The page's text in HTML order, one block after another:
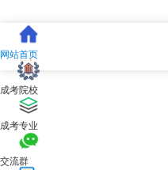
网站首页
成考院校
成考专业
交流群